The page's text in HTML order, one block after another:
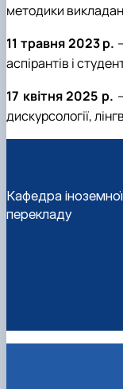
методики
11 травня 2023 р.
аспірантів і
17 квітня 2025 р.
дискурсології,
Кафедра іноземної
перекладу